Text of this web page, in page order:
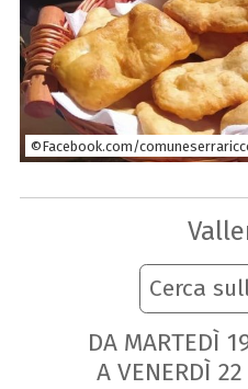
©Facebook.com/
Cerca
DA MARTEDÌ
A VENERDÌ 22